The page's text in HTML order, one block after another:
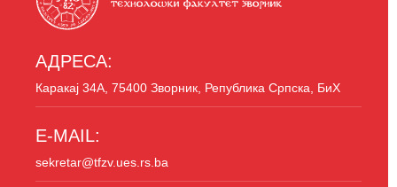
АДРЕСА:
Каракај 34A, 75400 Зворник, Република Српска, БиХ
E-MAIL:
sekretar@tfzv.ues.rs.ba